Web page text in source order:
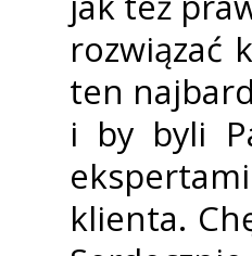
rozwiązać
ten
i by byli
klienta.